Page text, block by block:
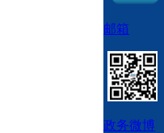
邮箱
政务微博